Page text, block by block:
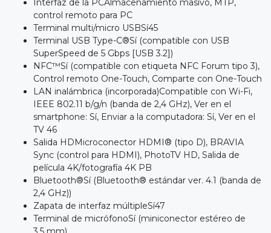
control remoto para PC
Terminal multi/micro USBSí45
Terminal USB Type-C®Sí (compatible con USB
SuperSpeed de 5 Gbps [USB 3.2])
NFC™Sí (compatible con etiqueta NFC Forum tipo 3),
Control remoto One-Touch, Comparte con One-Touch
LAN inalámbrica (incorporada)Compatible con Wi-Fi,
IEEE 802.11 b/g/n (banda de 2,4 GHz), Ver en el
smartphone: Sí, Enviar a la computadora: Sí, Ver en el
TV 46
Salida HDMicroconector HDMI® (tipo D), BRAVIA
Sync (control para HDMI), PhotoTV HD, Salida de
película 4K/fotografía 4K PB
Bluetooth®Sí (Bluetooth® estándar ver. 4.1 (banda de
2,4 GHz))
Zapata de interfaz múltipleSí47
Terminal de micrófonoSí (miniconector estéreo de